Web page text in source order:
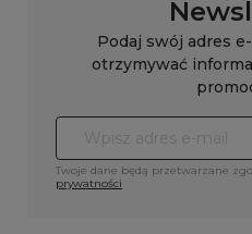
Podaj swój adres
otrzymywać
Twoje dane będą przetwarzane
prywatności